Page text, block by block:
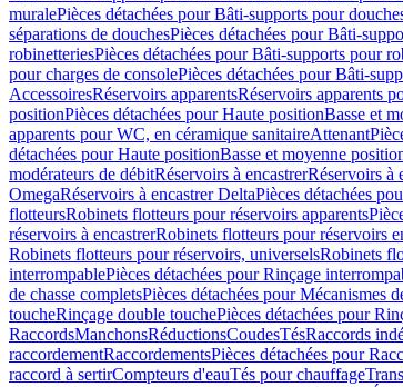
muralePièces détachées pour Bâti-supports pour
séparations de douchesPièces détachées pour Bâti-
robinetteriesPièces détachées pour Bâti-supports pour
pour charges de consolePièces détachées pour Bâti-
AccessoiresRéservoirs apparentsRéservoirs apparents
positionPièces détachées pour Haute positionBasse et
apparents pour WC, en céramique sanitaireAttenant
détachées pour Haute positionBasse et moyenne
modérateurs de débitRéservoirs à encastrerRéservoirs à
OmegaRéservoirs à encastrer DeltaPièces détachées
flotteursRobinets flotteurs pour réservoirs apparents
réservoirs à encastrerRobinets flotteurs pour réservoirs
Robinets flotteurs pour réservoirs, universelsRobinets
interrompablePièces détachées pour Rinçage
de chasse completsPièces détachées pour Mécanismes
toucheRinçage double touchePièces détachées pour
RaccordsManchonsRéductionsCoudesTésRaccords
raccordementRaccordementsPièces détachées pour
raccord à sertirCompteurs d'eauTés pour chauffage